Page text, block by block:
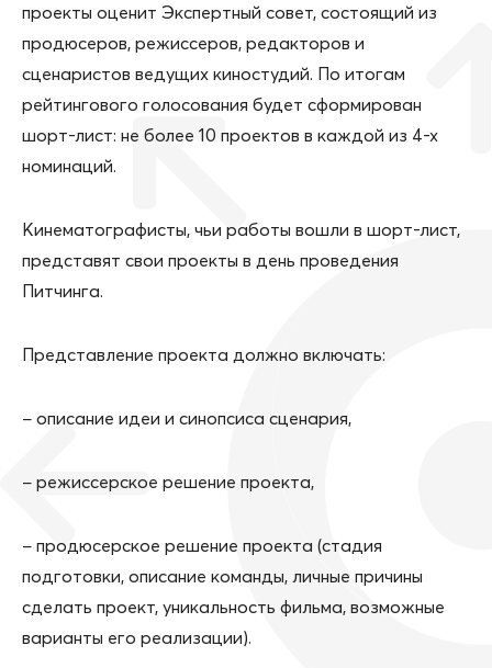
проекты оценит Экспертный совет, состоящий из
продюсеров, режиссеров, редакторов и
сценаристов ведущих киностудий. По итогам
рейтингового голосования будет сформирован
шорт-лист: не более 10 проектов в каждой из 4-х
номинаций.
Кинематографисты, чьи работы вошли в шорт-лист,
представят свои проекты в день проведения
Питчинга.
Представление проекта должно включать:
− описание идеи и синопсиса сценария,
− режиссерское решение проекта,
− продюсерское решение проекта (стадия
подготовки, описание команды, личные причины
сделать проект, уникальность фильма, возможные
варианты его реализации).